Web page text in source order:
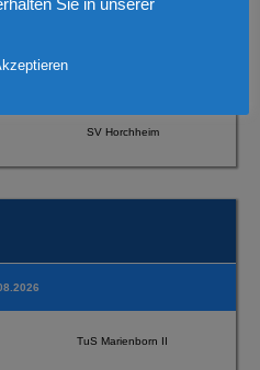
SV Horchheim
TuS Marienborn II
Sie in unserer